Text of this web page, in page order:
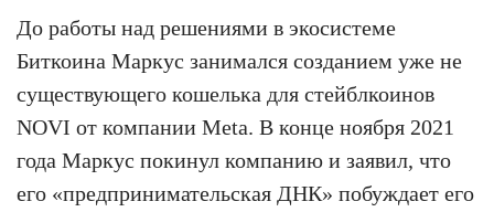
До работы над решениями в экосистеме
Биткоина Маркус занимался созданием уже не
существующего кошелька для стейблкоинов
NOVI от компании Meta. В конце ноября 2021
года Маркус покинул компанию и заявил, что
его «предпринимательская ДНК» побуждает его